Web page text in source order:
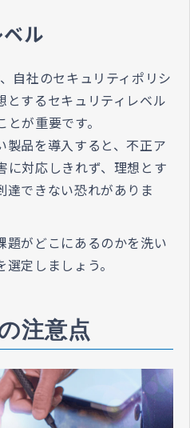
ル
自社のセキュリティポリシ
とするセキュリティレベル
が重要です。
製品を導入すると、不正ア
に対応しきれず、理想とす
達できない恐れがありま
題がどこにあるのかを洗い
定しましょう。
注意点